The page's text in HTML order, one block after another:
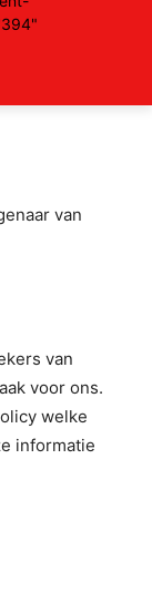
van
van
voor ons.
welke
informatie